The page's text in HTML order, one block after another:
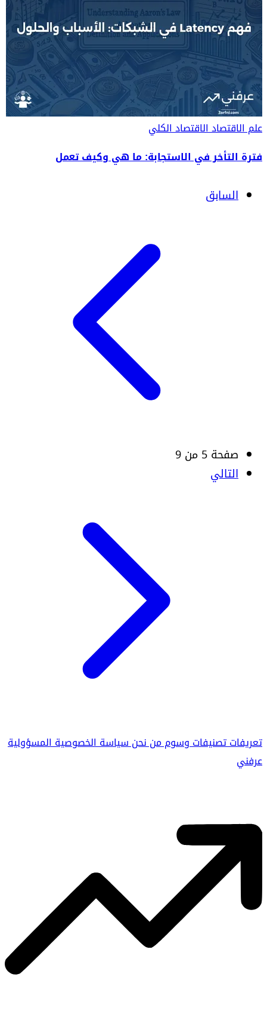
علم الاقتصادالاقتصاد الكلي
فترة التأخر في الاستجابة: ما هي وكيف تعمل
السابق
صفحة 5 من 9
التالي
تعريفاتتصنيفاتوسوممن نحنسياسة الخصوصيةالمسؤولية
عرفني